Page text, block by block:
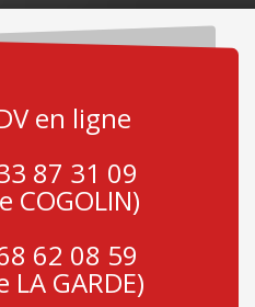
en ligne
87 31 09
COGOLIN)
62 08 59
GARDE)